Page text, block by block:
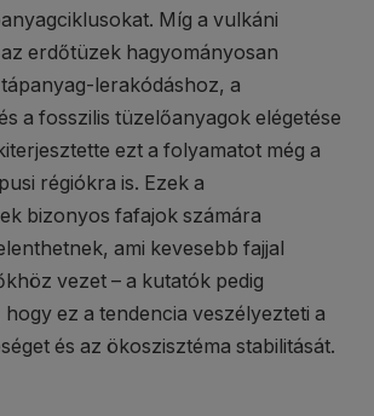
Míg a vulkáni
erdőtüzek hagyományosan
lerakódáshoz, a
a fosszilis tüzelőanyagok elégetése
ezt a folyamatot még a
régiókra is. Ezek a
bizonyos fafajok számára
ami kevesebb fajjal
vezet – a kutatók pedig
ez a tendencia veszélyezteti a
és az ökoszisztéma stabilitását.